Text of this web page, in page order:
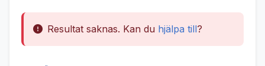
Resultat saknas. Kan du hjälpa till?